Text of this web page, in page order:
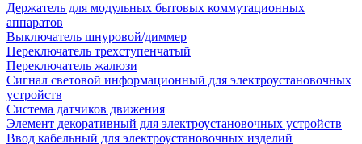
Держатель для модульных бытовых коммутационных
аппаратов
Выключатель шнуровой/диммер
Переключатель трехступенчатый
Переключатель жалюзи
Сигнал световой информационный для электроустановочных
устройств
Система датчиков движения
Элемент декоративный для электроустановочных устройств
Ввод кабельный для электроустановочных изделий